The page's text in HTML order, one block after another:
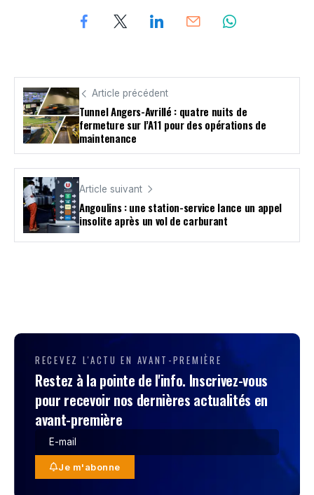
Article précédent
Tunnel Angers-Avrillé : quatre nuits de
fermeture sur l’A11 pour des opérations de
maintenance
Article suivant
Angoulins : une station-service lance un appel
insolite après un vol de carburant
RECEVEZ L'ACTU EN AVANT-PREMIÈRE
Restez à la pointe de l'info. Inscrivez-vous
pour recevoir nos dernières actualités en
avant-première
Je m'abonne